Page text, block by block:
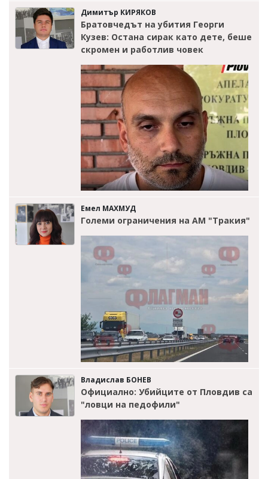
Димитър КИРЯКОВ
Братовчедът на убития Георги
Кузев: Остана сирак като дете, беше
скромен и работлив човек
Емел МАХМУД
Големи ограничения на АМ "Тракия"
Владислав БОНЕВ
Официално: Убийците от Пловдив са
"ловци на педофили"